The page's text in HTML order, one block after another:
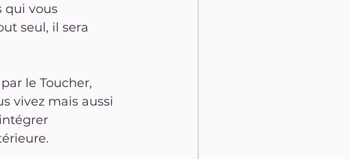
qui vous
seul, il sera
le Toucher,
vivez mais aussi